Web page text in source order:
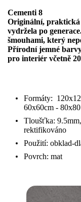
Cementi 8
Originální, praktická
vydržela po
šmouhami, který
Přírodní jemné
pro interiér včetně
Formáty:
60x60cm -
Tloušťka:
rektifikováno
Použití: obklad-
Povrch: mat